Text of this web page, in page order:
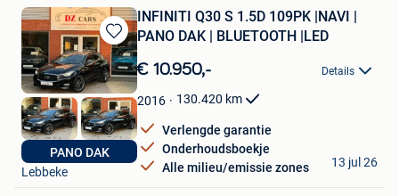
Bewaren
in
Mijn
Favorieten
PANO DAK
INFINITI Q30 S 1.5D 109PK |NAVI |
PANO DAK | BLUETOOTH |LED
€ 10.950,- Details
2016 130.420 km
Verlengde garantie
Onderhoudsboekje
Alle milieu/emissie zones
DZ CARS LEBBEKE
Lebbeke
13 jul 26